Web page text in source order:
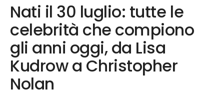
Nati il 30 luglio: tutte le
celebrità che compiono
gli anni oggi, da Lisa
Kudrow a Christopher
Nolan